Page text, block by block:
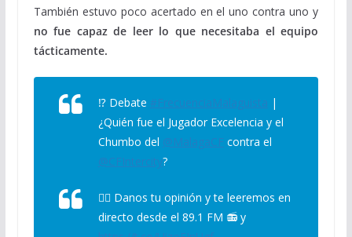
También estuvo poco acertado en el uno contra uno y
no fue capaz de leer lo que necesitaba el equipo
tácticamente.
⁉️ Debate #FrecuenciaMalaguista |
¿Quién fue el Jugador Excelencia y el
Chumbo del @MalagaCF contra el
@CFIntercity?
👉🏻 Danos tu opinión y te leeremos en
directo desde el 89.1 FM 📻 y